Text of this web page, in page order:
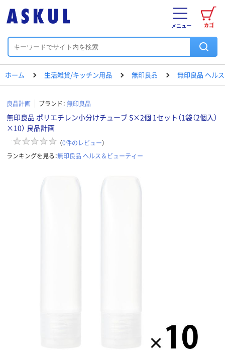
カゴ
メニュー
ホーム 生活雑貨/キッチン用品 無印良品 無印良品 ヘル
良品計画 ブランド： 無印良品
無印良品 ポリエチレン小分けチューブ S×2個 1セット（1袋（2個入）
×10） 良品計画
（0件のレビュー）
ランキングを見る：無印良品 ヘルス＆ビューティー